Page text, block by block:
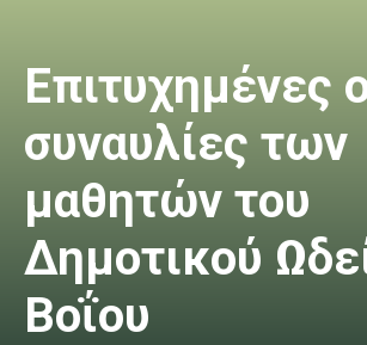
Επιτυχημένες
συναυλίες των
μαθητών του
Δημοτικού
Βοΐου